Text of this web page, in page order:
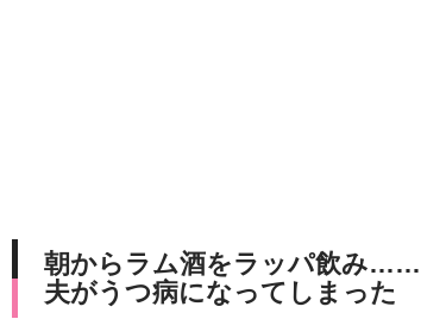
朝からラム酒をラッパ飲み……
夫がうつ病になってしまった